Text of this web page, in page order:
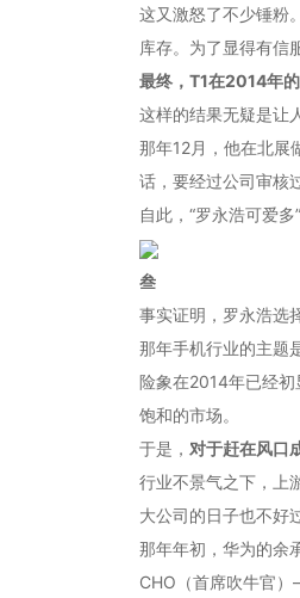
这又激怒了不少锤粉
库存。为了显得有信
最终，T1在2014年
这样的结果无疑是让
那年12月，他在北展
话，要经过公司审核
自此，“罗永浩可爱多
叁
事实证明，罗永浩选
那年手机行业的主题
险象在2014年已经
饱和的市场。
于是， 对于赶在风口
行业不景气之下，上
大公司的日子也不好
那年年初，华为的余
CHO（首席吹牛官